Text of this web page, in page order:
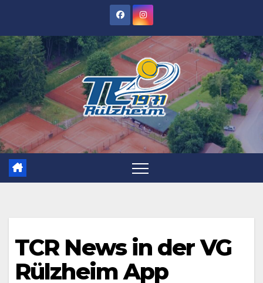
springen
TCR News in der VG
Rülzheim App